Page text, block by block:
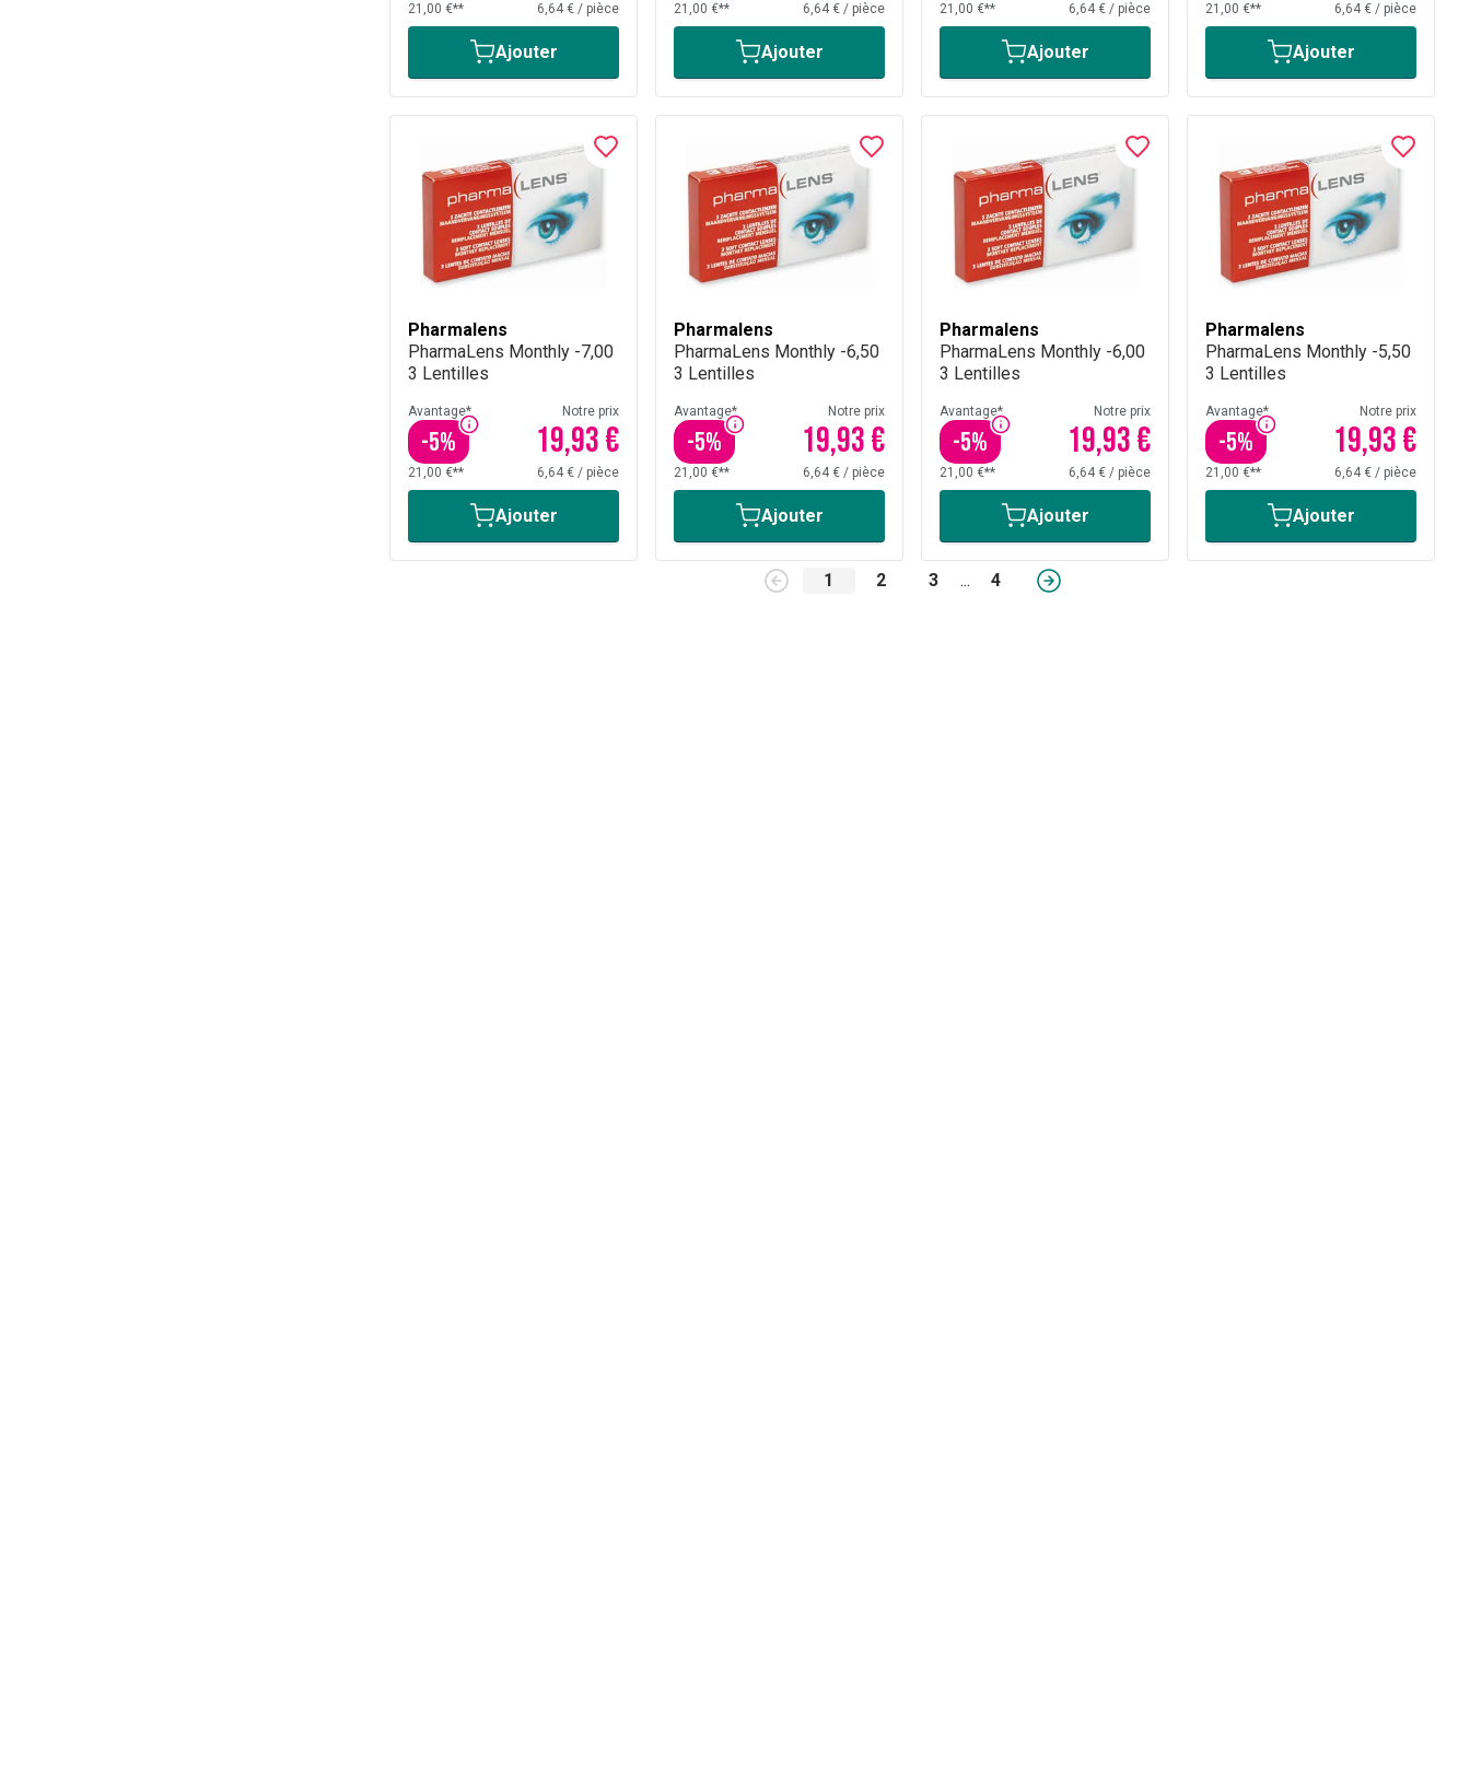
21,00 €** 6,64 € / pièce
Ajouter
21,00 €** 6,64 € / pièce
Ajouter
21,00 €** 6,64 € / pièce
Ajouter
21,00 €** 6,64 € / pièce
Ajouter
Pharmalens
PharmaLens Monthly -7,00
3 Lentilles
Avantage*
-5%
Notre prix
19,93 €
21,00 €** 6,64 € / pièce
Ajouter
Pharmalens
PharmaLens Monthly -6,50
3 Lentilles
Avantage*
-5%
Notre prix
19,93 €
21,00 €** 6,64 € / pièce
Ajouter
Pharmalens
PharmaLens Monthly -6,00
3 Lentilles
Avantage*
-5%
Notre prix
19,93 €
21,00 €** 6,64 € / pièce
Ajouter
Pharmalens
PharmaLens Monthly -5,50
3 Lentilles
Avantage*
-5%
Notre prix
19,93 €
21,00 €** 6,64 € / pièce
Ajouter
1 2 3 ... 4